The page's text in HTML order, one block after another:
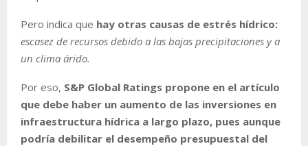
Pero indica que hay otras causas de estrés hídrico:
escasez de recursos debido a las bajas precipitaciones y a
un clima árido.
Por eso, S&P Global Ratings propone en el artículo
que debe haber un aumento de las inversiones en
infraestructura hídrica a largo plazo, pues aunque
podría debilitar el desempeño presupuestal del